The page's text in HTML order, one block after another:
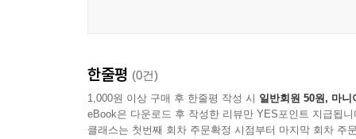
한줄평 (0건)
1,000원 이상 구매 후 한줄평 작성 시 일반회원 50원, 마니
eBook은 다운로드 후 작성한 리뷰만 YES포인트 지급됩니
클래스는 첫번째 회차 주문확정 시점부터 마지막 회차 주